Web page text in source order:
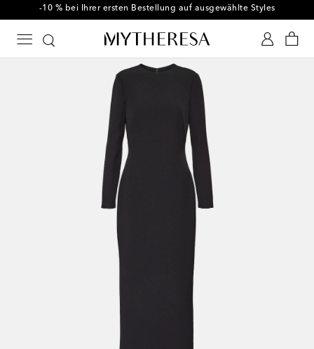
-10 % bei Ihrer ersten Bestellung auf ausgewählte Styles